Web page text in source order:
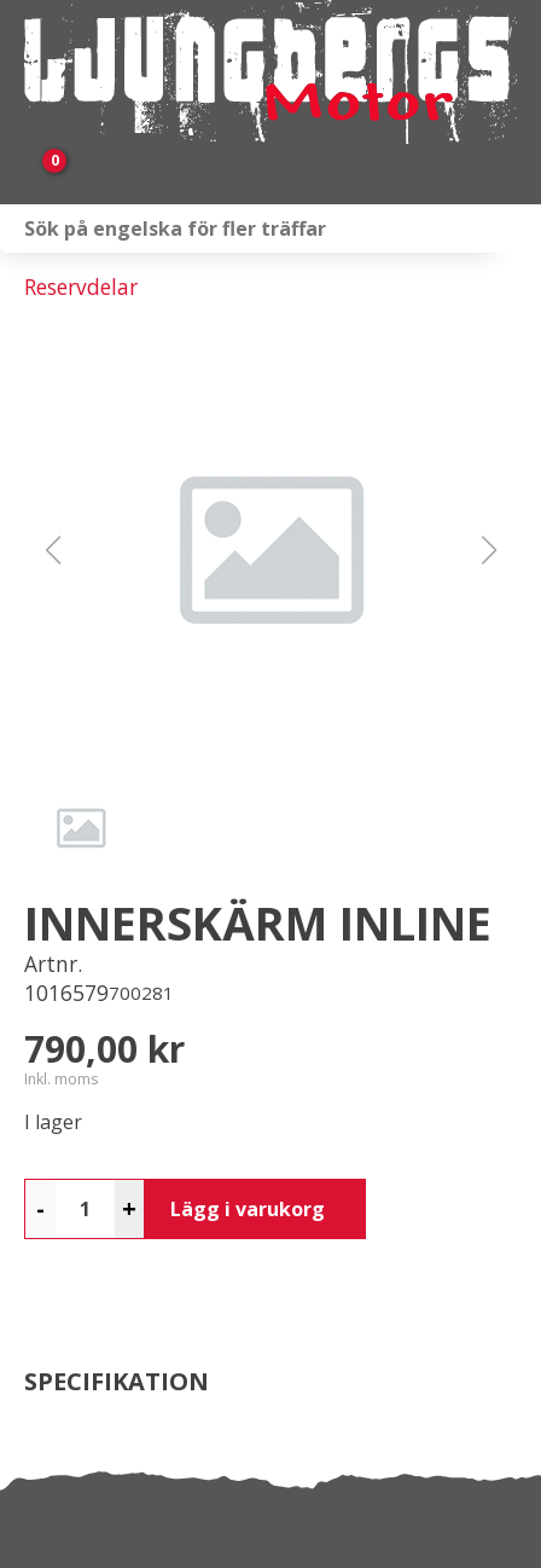
0
Släpvagnar & Skylift
Reservdelar
INNERSKÄRM INLINE
Artnr.
1016579700281
790,00 kr
Inkl. moms
I lager
- + Lägg i varukorg
SPECIFIKATION